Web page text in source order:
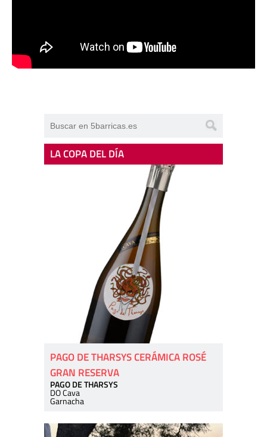
LA COPA DEL DÍA
PAGO DE THARSYS CERÁMICA ROSÉ
GRAN RESERVA
PAGO DE THARSYS
DO Cava
Garnacha